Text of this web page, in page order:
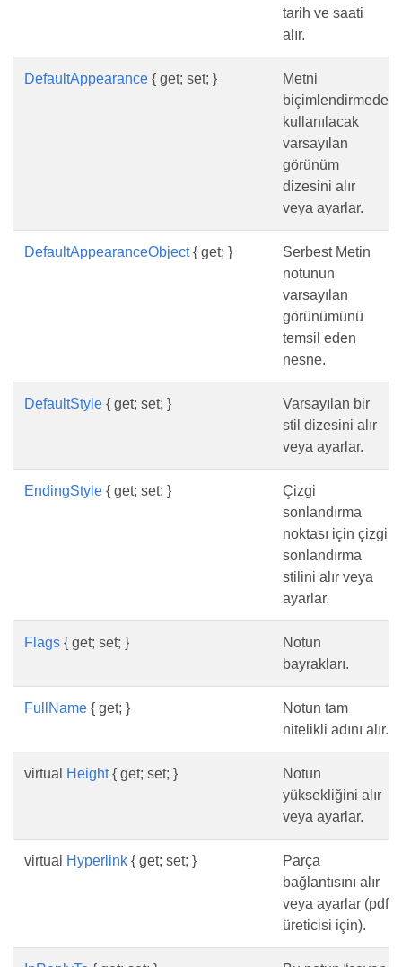
tarih ve saati
alır.
DefaultAppearance { get; set; }
Metni
biçimlendirmede
kullanılacak
varsayılan
görünüm
dizesini alır
veya ayarlar.
DefaultAppearanceObject{ get; }
Serbest Metin
notunun
varsayılan
görünümünü
temsil eden
nesne.
DefaultStyle { get; set; }
Varsayılan bir
stil dizesini alır
veya ayarlar.
EndingStyle { get; set; }
Çizgi
sonlandırma
noktası için çizgi
sonlandırma
stilini alır veya
ayarlar.
Flags { get; set; }
Notun
bayrakları.
FullName { get; }
Notun tam
nitelikli adını alır.
virtual Height{ get; set; }
Notun
yüksekliğini alır
veya ayarlar.
virtual Hyperlink { get; set; }
Parça
bağlantısını alır
veya ayarlar (pdf
üreticisi için).